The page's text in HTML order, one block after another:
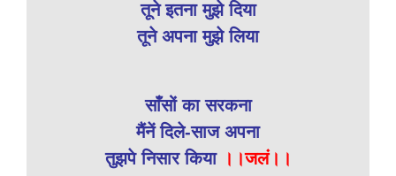
तूने इतना मुझे दिया
तूने अपना मुझे लिया
साँसों का सरकना
मैंनें दिले-साज अपना
तुझपे निसार किया।।जलं।।